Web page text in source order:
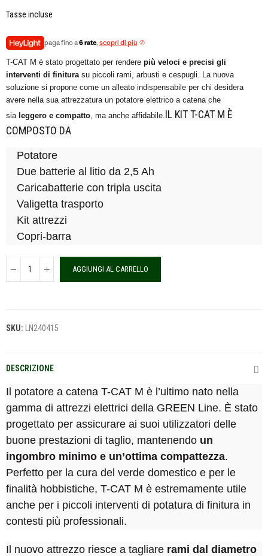
Tasse incluse
paga fino a6 rate, scopri di più
T-CAT M è stato progettato per rendere più veloci e precisi gli
interventi di finitura su piccoli rami, arbusti e cespugli. La nuova
soluzione si propone come un alleato indispensabile per chi desidera
avere nella sua attrezzatura un potatore elettrico a catena che
sia leggero e compatto, ma anche affidabile.IL KIT T-CAT M È
COMPOSTO DA
Potatore
Due batterie al litio da 2,5 Ah
Caricabatterie con tripla uscita
Valigetta trasporto
Kit attrezzi
Copri-barra
AGGIUNGI AL CARRELLO
SKU: LN240415
DESCRIZIONE
Il potatore a catena T-CAT M è l’ultimo nato nella
gamma di attrezzi elettrici della GREEN Line. È stato
progettato per assicurare ai suoi utilizzatori delle
buone prestazioni di taglio, mantenendo un
ingombro minimo e un’ottima compattezza.
Perfetto per la cura del verde domestico e per le
finalità hobbistiche, T-CAT M è estremamente utile
anche per i piccoli interventi di potatura di finitura in
contesti più professionali.
Il nuovo attrezzo riesce a tagliare rami dal diametro